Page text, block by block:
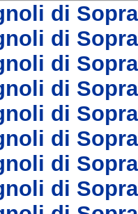
di
di
di
di
di
di
di
di